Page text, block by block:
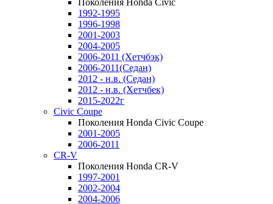
Поколения Honda Civic
1992-1995
1996-1998
2001-2003
2004-2005
2006-2011 (Хетчбэк)
2006-2011(Седан)
2012 - н.в. (Седан)
2012 - н.в. (Хетчбек)
2015-2022г
Civic Coupe
Поколения Honda Civic Coupe
2001-2005
2006-2011
CR-V
Поколения Honda CR-V
1997-2001
2002-2004
2004-2006